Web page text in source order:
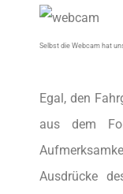
Selbst die Webcam hat
Egal, den
aus dem
Ausdrücke